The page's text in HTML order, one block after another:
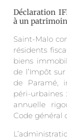
Déclaration
à un
Saint-Malo
résidents
biens
de l’Impôt
de Paramé,
péri-urbaines
annuelle
Code général